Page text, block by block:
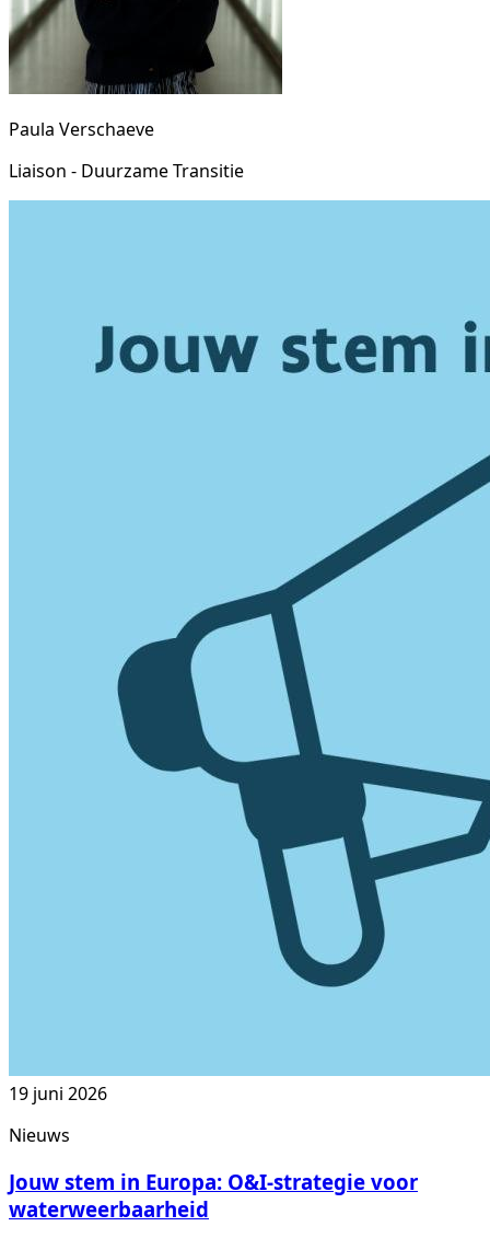
Paula Verschaeve
Liaison - Duurzame Transitie
19 juni 2026
Nieuws
Jouw stem in Europa: O&I-strategie voor
waterweerbaarheid